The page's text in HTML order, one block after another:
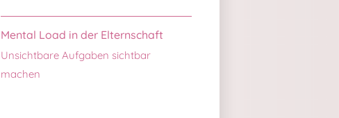
Mental Load in der Elternschaft
Unsichtbare Aufgaben sichtbar
machen